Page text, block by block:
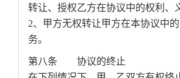
转让、授权乙方在协议中的权利、
2、甲方无权转让甲方在本协议中
务。
第八条 协议的终止